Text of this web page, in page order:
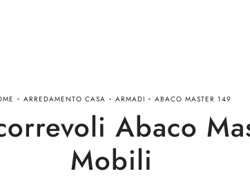
- ARREDAMENTO CASA - ARMADI - ABACO MASTER 149
Abaco
Mobili